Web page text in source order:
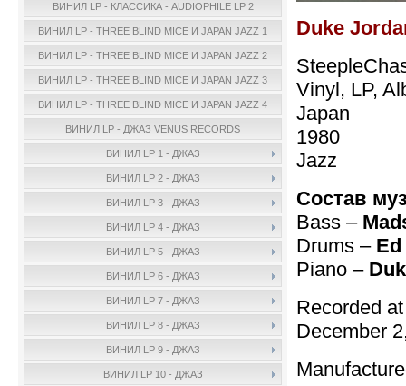
ВИНИЛ LP - КЛАССИКА - AUDIOPHILE LP 2
ВИНИЛ LP - THREE BLIND MICE И JAPAN JAZZ 1
ВИНИЛ LP - THREE BLIND MICE И JAPAN JAZZ 2
ВИНИЛ LP - THREE BLIND MICE И JAPAN JAZZ 3
ВИНИЛ LP - THREE BLIND MICE И JAPAN JAZZ 4
ВИНИЛ LP - ДЖАЗ VENUS RECORDS
ВИНИЛ LP 1 - ДЖАЗ
ВИНИЛ LP 2 - ДЖАЗ
ВИНИЛ LP 3 - ДЖАЗ
ВИНИЛ LP 4 - ДЖАЗ
ВИНИЛ LP 5 - ДЖАЗ
ВИНИЛ LP 6 - ДЖАЗ
ВИНИЛ LP 7 - ДЖАЗ
ВИНИЛ LP 8 - ДЖАЗ
ВИНИЛ LP 9 - ДЖАЗ
ВИНИЛ LP 10 - ДЖАЗ
Duke
Vinyl, LP,
Japan
1980
Jazz
Состав
Bass –
Drums –
Piano –
Recorded
December